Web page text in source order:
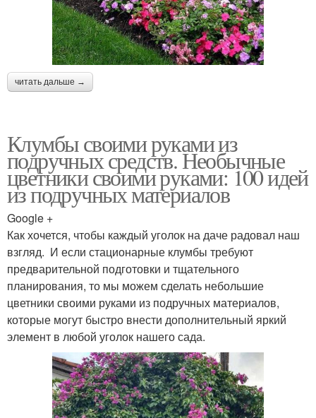
читать дальше →
Клумбы своими руками из
подручных средств. Необычные
цветники своими руками: 100 идей
из подручных материалов
Google +
Как хочется, чтобы каждый уголок на даче радовал наш
взгляд. И если стационарные клумбы требуют
предварительной подготовки и тщательного
планирования, то мы можем сделать небольшие
цветники своими руками из подручных материалов,
которые могут быстро внести дополнительный яркий
элемент в любой уголок нашего сада.